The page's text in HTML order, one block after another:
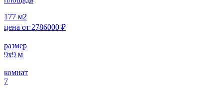
177 м2
цена от 2786000 ₽
размер
9x9 м
комнат
7